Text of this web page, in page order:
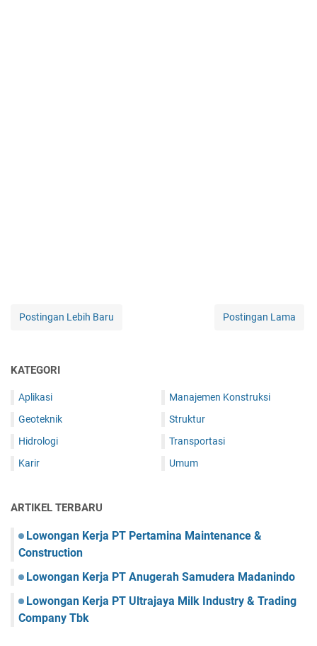
Postingan Lebih Baru Postingan Lama
KATEGORI
Aplikasi
Geoteknik
Hidrologi
Karir
Manajemen Konstruksi
Struktur
Transportasi
Umum
ARTIKEL TERBARU
Lowongan Kerja PT Pertamina Maintenance &
Construction
Lowongan Kerja PT Anugerah Samudera Madanindo
Lowongan Kerja PT Ultrajaya Milk Industry & Trading
Company Tbk